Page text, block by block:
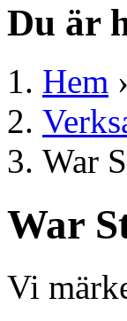
Du är
Hem ›
War
War
Vi